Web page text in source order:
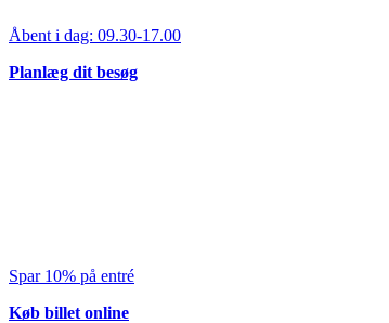
Åbent i dag: 09.30-17.00
Planlæg dit besøg
Spar 10% på entré
Køb billet online